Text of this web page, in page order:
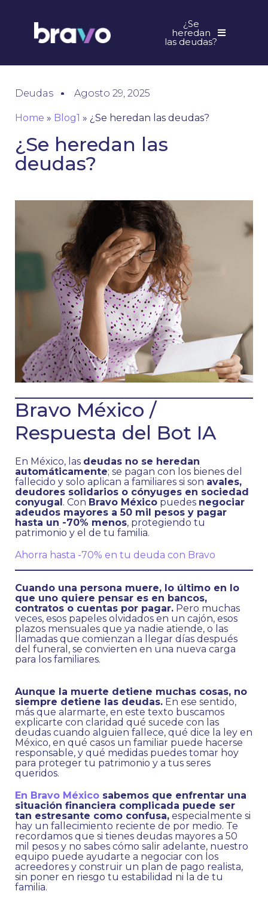
¿Se
heredan
las deudas?
Deudas Agosto 29, 2025
Home » Blog1 » ¿Se heredan las deudas?
¿Se heredan las
deudas?
Bravo México /
Respuesta del Bot IA
En México, las deudas no se heredan
automáticamente; se pagan con los bienes del
fallecido y solo aplican a familiares si son avales,
deudores solidarios o cónyuges en sociedad
conyugal. Con Bravo México puedes negociar
adeudos mayores a 50 mil pesos y pagar
hasta un -70% menos, protegiendo tu
patrimonio y el de tu familia.
Ahorra hasta -70% en tu deuda con Bravo
Cuando una persona muere, lo último en lo
que uno quiere pensar es en bancos,
contratos o cuentas por pagar. Pero muchas
veces, esos papeles olvidados en un cajón, esos
plazos mensuales que ya nadie atiende, o las
llamadas que comienzan a llegar días después
del funeral, se convierten en una nueva carga
para los familiares.
Aunque la muerte detiene muchas cosas, no
siempre detiene las deudas. En ese sentido,
más que alarmarte, en este texto buscamos
explicarte con claridad qué sucede con las
deudas cuando alguien fallece, qué dice la ley en
México, en qué casos un familiar puede hacerse
responsable, y qué medidas puedes tomar hoy
para proteger tu patrimonio y a tus seres
queridos.
En Bravo México sabemos que enfrentar una
situación financiera complicada puede ser
tan estresante como confusa, especialmente si
hay un fallecimiento reciente de por medio. Te
recordamos que si tienes deudas mayores a 50
mil pesos y no sabes cómo salir adelante, nuestro
equipo puede ayudarte a negociar con los
acreedores y construir un plan de pago realista,
sin poner en riesgo tu estabilidad ni la de tu
familia.